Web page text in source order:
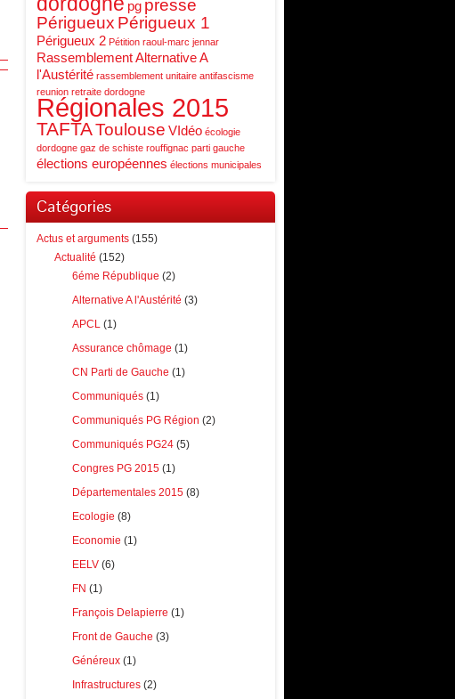
pg presse
Périgueux Périgueux 1
Périgueux 2 Pétition raoul-marc jennar
Rassemblement Alternative A
l'Austérité rassemblement unitaire antifascisme
reunion retraite dordogne
Régionales 2015
TAFTAToulouse VIdéo écologie
dordogne gaz de schiste rouffignac parti gauche
élections européennes élections municipales
Catégories
Actus et arguments (155)
Actualité (152)
6éme République (2)
Alternative A l'Austérité (3)
APCL (1)
Assurance chômage (1)
CN Parti de Gauche (1)
Communiqués (1)
Communiqués PG Région (2)
Communiqués PG24 (5)
Congres PG 2015 (1)
Départementales 2015 (8)
Ecologie (8)
Economie (1)
EELV (6)
FN (1)
François Delapierre (1)
Front de Gauche (3)
Généreux (1)
Infrastructures (2)